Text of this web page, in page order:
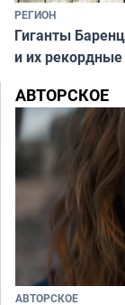
РЕГИОН
Гиганты
и их
АВТОРСКОЕ
АВТОРСКОЕ